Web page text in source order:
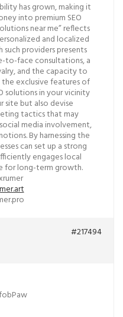
has grown, making it
into premium SEO
near me” reflects
and localized
providers presents
to-face consultations, a
and the capacity to
exclusive features of
solutions in your vicinity
but also devise
tactics that may
media involvement,
By harnessing the
can set up a strong
engages local
for long-term growth.
#217494